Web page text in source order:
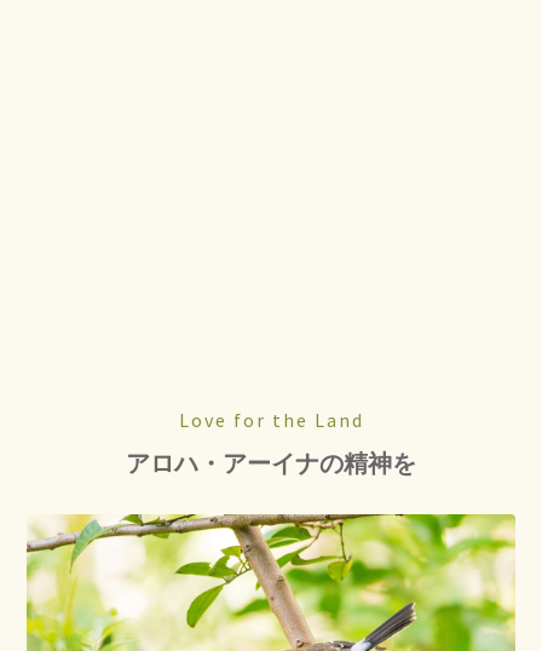
Love for the Land
アロハ・アーイナの精神を